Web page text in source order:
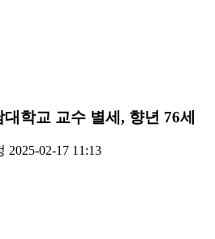
학교 교수 별세, 향년 76세
2025-02-17 11:13